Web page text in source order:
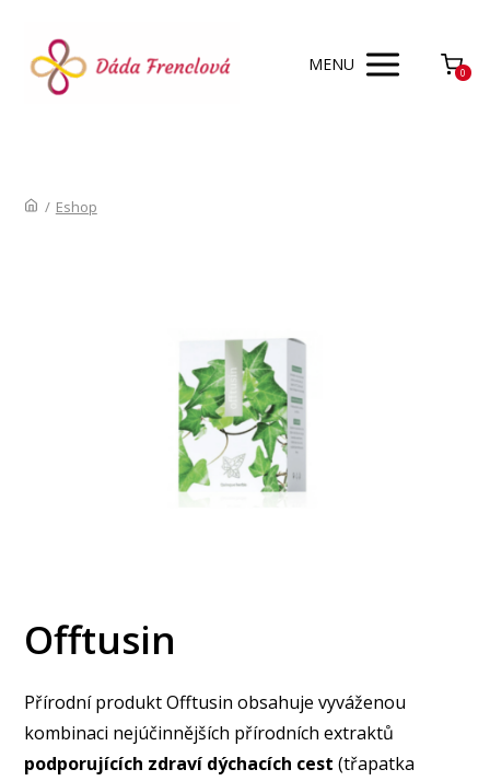
MENU 0
/ Eshop
Offtusin
Přírodní produkt Offtusin obsahuje vyváženou
kombinaci nejúčinnějších přírodních extraktů
podporujících zdraví dýchacích cest(třapatka